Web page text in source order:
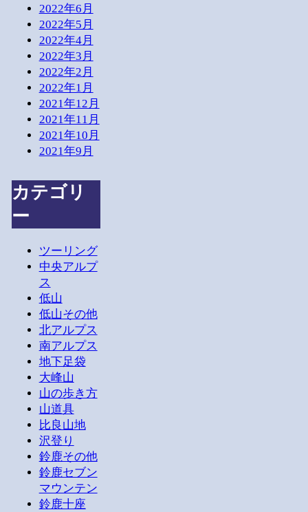
2022年6月
2022年5月
2022年4月
2022年3月
2022年2月
2022年1月
2021年12月
2021年11月
2021年10月
2021年9月
カテゴリ
ー
ツーリング
中央アルプ
ス
低山
低山その他
北アルプス
南アルプス
地下足袋
大峰山
山の歩き方
山道具
比良山地
沢登り
鈴鹿その他
鈴鹿セブン
マウンテン
鈴鹿十座